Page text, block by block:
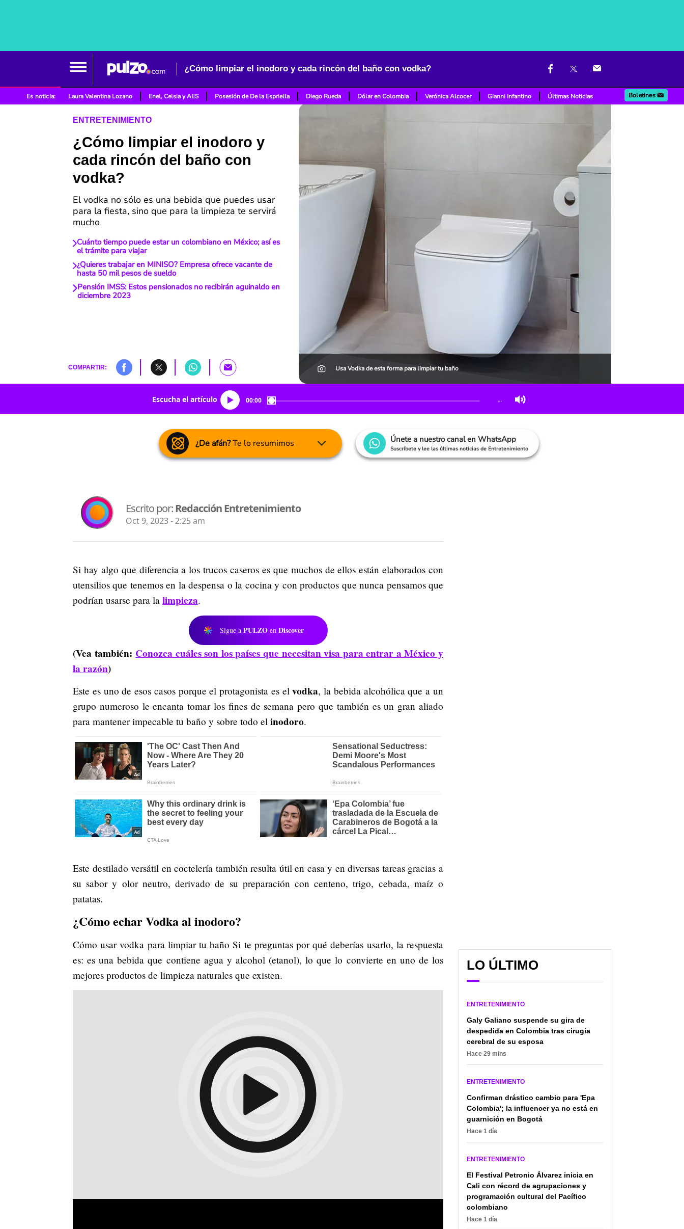
¿Cómo limpiar el inodoro y cada rincón del baño con vodka?
Es noticia: Laura Valentina Lozano Enel, Celsia y AES Posesión de De la Espriella Diego Rueda Dólar en Colombia Verónica Alcocer Gianni Infantino Últimas Noticias Boletines
ENTRETENIMIENTO
¿Cómo limpiar el inodoro y
cada rincón del baño con
vodka?
El vodka no sólo es una bebida que puedes usar
para la fiesta, sino que para la limpieza te servirá
mucho
Cuánto tiempo puede estar un colombiano en México; así es
el trámite para viajar
¿Quieres trabajar en MINISO? Empresa ofrece vacante de
hasta 50 mil pesos de sueldo
Pensión IMSS: Estos pensionados no recibirán aguinaldo en
diciembre 2023
COMPARTIR: Usa Vodka de esta forma para limpiar tu baño
Escucha el artículo 00:00 …
¿De afán?Te lo resumimos Únete a nuestro canal en WhatsApp
Suscríbete y lee las últimas noticias de Entretenimiento
Escrito por:Redacción Entretenimiento
Oct 9, 2023 - 2:25 am
Si hay algo que diferencia a los trucos caseros es que muchos de ellos están elaborados con
utensilios que tenemos en la despensa o la cocina y con productos que nunca pensamos que
podrían usarse para la limpieza.
Sigue a PULZO en Discover
(Vea también: Conozca cuáles son los países que necesitan visa para entrar a México y
la razón)
Este es uno de esos casos porque el protagonista es elvodka, la bebida alcohólica que a un
grupo numeroso le encanta tomar los fines de semana pero que también es un gran aliado
para mantener impecable tu baño y sobre todo el inodoro.
Este destilado versátil en coctelería también resulta útil en casa y en diversas tareas gracias a
su sabor y olor neutro, derivado de su preparación con centeno, trigo, cebada, maíz o
patatas.
¿Cómo echar Vodka al inodoro?
Cómo usar vodka para limpiar tu baño Si te preguntas por qué deberías usarlo, la respuesta
es: es una bebida que contiene agua y alcohol (etanol), lo que lo convierte en uno de los
mejores productos de limpieza naturales que existen.
LO ÚLTIMO
ENTRETENIMIENTO
Galy Galiano suspende su gira de
despedida en Colombia tras cirugía
cerebral de su esposa
Hace 29 mins
ENTRETENIMIENTO
Confirman drástico cambio para 'Epa
Colombia'; la influencer ya no está en
guarnición en Bogotá
Hace 1 día
ENTRETENIMIENTO
El Festival Petronio Álvarez inicia en
Cali con récord de agrupaciones y
programación cultural del Pacífico
colombiano
Hace 1 día